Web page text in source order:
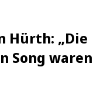
Hürth: „Die
Song waren